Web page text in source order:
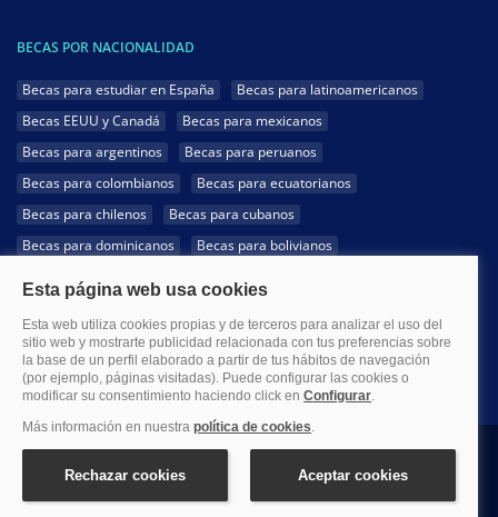
BECAS POR NACIONALIDAD
Becas para estudiar en España
Becas para latinoamericanos
Becas EEUU y Canadá
Becas para mexicanos
Becas para argentinos
Becas para peruanos
Becas para colombianos
Becas para ecuatorianos
Becas para chilenos
Becas para cubanos
Becas para dominicanos
Becas para bolivianos
Becas para hondureños
Becas para paraguayos
Becas para uruguayos
Becas para salvadoreños
1999-2026 Becas.com @Todos los derechos reservados